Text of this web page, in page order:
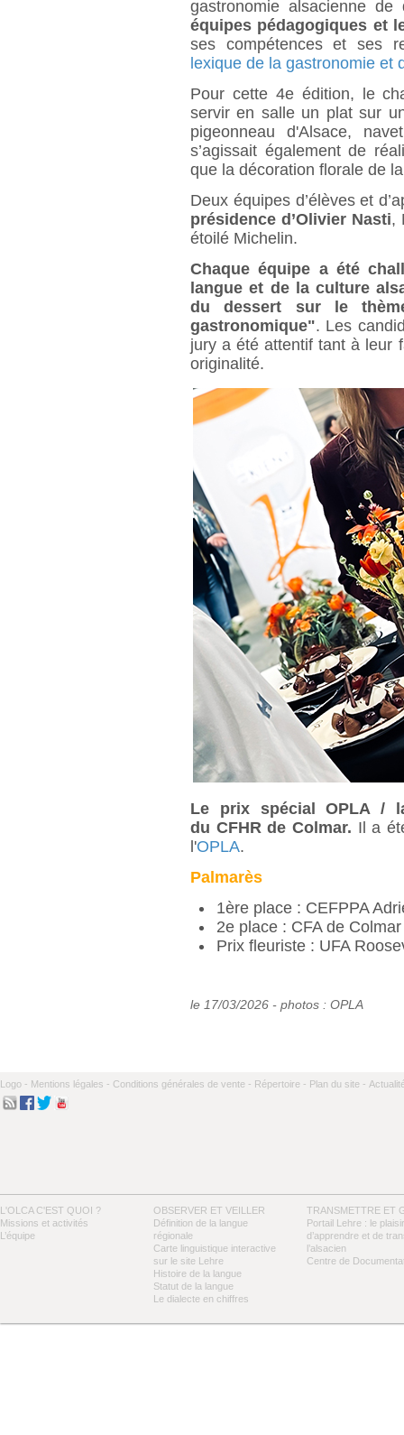
gastronomie alsacienne
équipes pédagogiques et
ses compétences et ses
lexique de la gastronomie et
Pour cette 4e édition, le
servir en salle un plat sur
pigeonneau d'Alsace,
s’agissait également de
que la décoration florale de
Deux équipes d’élèves et
présidence d’Olivier Nasti,
étoilé Michelin.
Chaque équipe a été
langue et de la culture
du dessert sur le
gastronomique". Les
jury a été attentif tant à leur
originalité.
Le prix spécial OPLA /
du CFHR de Colmar. Ila
l'OPLA.
Palmarès
1ère place : CEFPPA
2e place : CFA de Colmar
Prix fleuriste : UFA
le 17/03/2026 - photos : OPLA
Logo - Mentions légales - Conditions générales de vente - Répertoire - Plan du site -
L'OLCA C'EST QUOI ?
Missions et activités
L’équipe
OBSERVER ET VEILLER
Définition de la langue
régionale
Carte linguistique interactive
sur le site Lehre
Histoire de la langue
Statut de la langue
Le dialecte en chiffres
TRANSMETTRE ET
Portail Lehre : le plaisir
d’apprendre et de
l’alsacien
Centre de